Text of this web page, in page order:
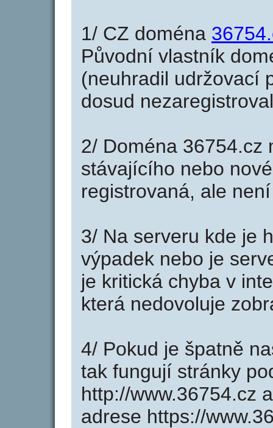
1/ CZ doména
Původní vlastník
(neuhradil udržovací
dosud
2/ Doména 36754.cz
stávajícího nebo
registrovaná, ale
3/ Na serveru kde je
výpadek nebo je
je kritická chyba v
která nedovoluje
4/ Pokud je špatně
tak fungují stránky
http://www.36754.cz
adrese https://